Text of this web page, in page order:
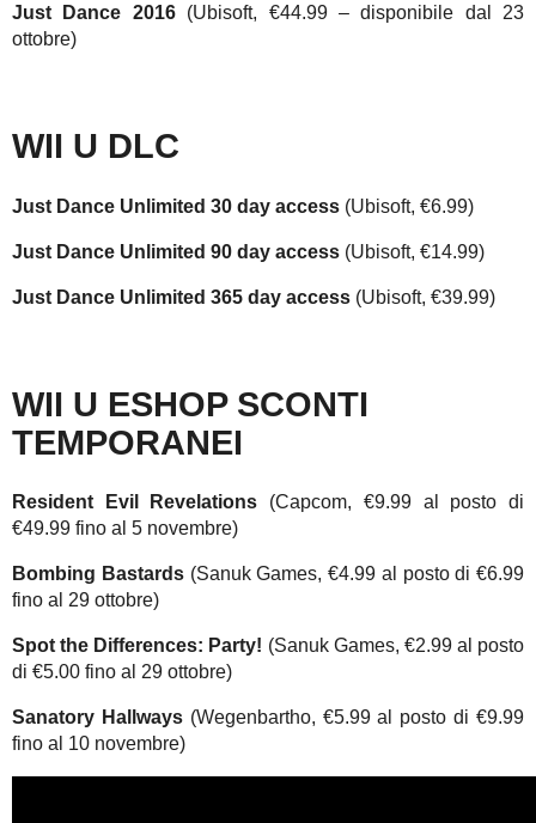
Just Dance 2016(Ubisoft, €44.99 – disponibile dal 23
ottobre)
WII U DLC
Just Dance Unlimited 30 day access (Ubisoft, €6.99)
Just Dance Unlimited 90 day access (Ubisoft, €14.99)
Just Dance Unlimited 365 day access (Ubisoft, €39.99)
WII U ESHOP SCONTI
TEMPORANEI
Resident Evil Revelations (Capcom, €9.99 al posto di
€49.99 fino al 5 novembre)
Bombing Bastards(Sanuk Games, €4.99 al posto di €6.99
fino al 29 ottobre)
Spot the Differences: Party! (Sanuk Games, €2.99 al posto
di €5.00 fino al 29 ottobre)
Sanatory Hallways(Wegenbartho, €5.99 al posto di €9.99
fino al 10 novembre)